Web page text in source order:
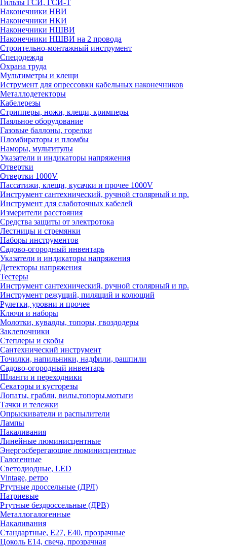
Гильзы ГСИ, ГСИ-Т
Наконечники НВИ
Наконечники НКИ
Наконечники НШВИ
Наконечники НШВИ на 2 провода
Строительно-монтажный инструмент
Спецодежда
Охрана труда
Мультиметры и клещи
Иструмент для опрессовки кабельных наконечников
Металлодетекторы
Кабелерезы
Стрипперы, ножи, клещи, кримперы
Паяльное оборудование
Газовые баллоны, горелки
Пломбираторы и пломбы
Наморы, мультитулы
Указатели и индикаторы напряжения
Отвертки
Отвертки 1000V
Пассатижи, клещи, кусачки и прочее 1000V
Инструмент сантехнический, ручной столярный и пр.
Инструмент для слаботочных кабелей
Измерители расстояния
Средства защиты от электротока
Лестницы и стремянки
Наборы инструментов
Садово-огородный инвентарь
Указатели и индикаторы напряжения
Детекторы напряжения
Тестеры
Инструмент сантехнический, ручной столярный и пр.
Инструмент режущий, пилящий и колющий
Рулетки, уровни и прочее
Ключи и наборы
Молотки, кувалды, топоры, гвоздодеры
Заклепочники
Степлеры и скобы
Сантехнический инструмент
Точилки, напильники, надфили, рашпили
Садово-огородный инвентарь
Шланги и переходники
Секаторы и кусторезы
Лопаты, грабли, вилы,топоры,мотыги
Тачки и тележки
Опрыскиватели и распылители
Лампы
Накаливания
Линейные люминисцентные
Энергосберегающие люминисцентные
Галогенные
Светодиодные, LED
Vintage, ретро
Ртутные дроссельные (ДРЛ)
Натриевые
Ртутные бездроссельные (ДРВ)
Металлогалогенные
Накаливания
Стандартные, Е27, Е40, прозрачные
Цоколь Е14, свеча, прозрачная